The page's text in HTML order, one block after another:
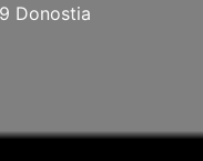
Donostia